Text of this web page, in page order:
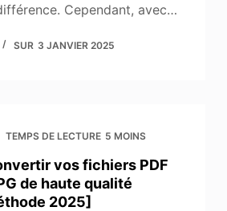
Cependant, avec…
SUR 3 JANVIER 2025
TEMPS DE LECTURE 5 MOINS
vos fichiers PDF
de haute qualité
2025]